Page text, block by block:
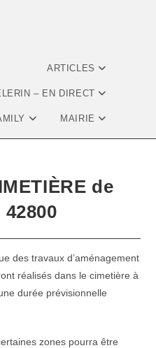
ARTICLES
– EN DIRECT
MAIRIE
de
des travaux d’aménagement
réalisés dans le cimetière à
durée prévisionnelle
zones pourra être